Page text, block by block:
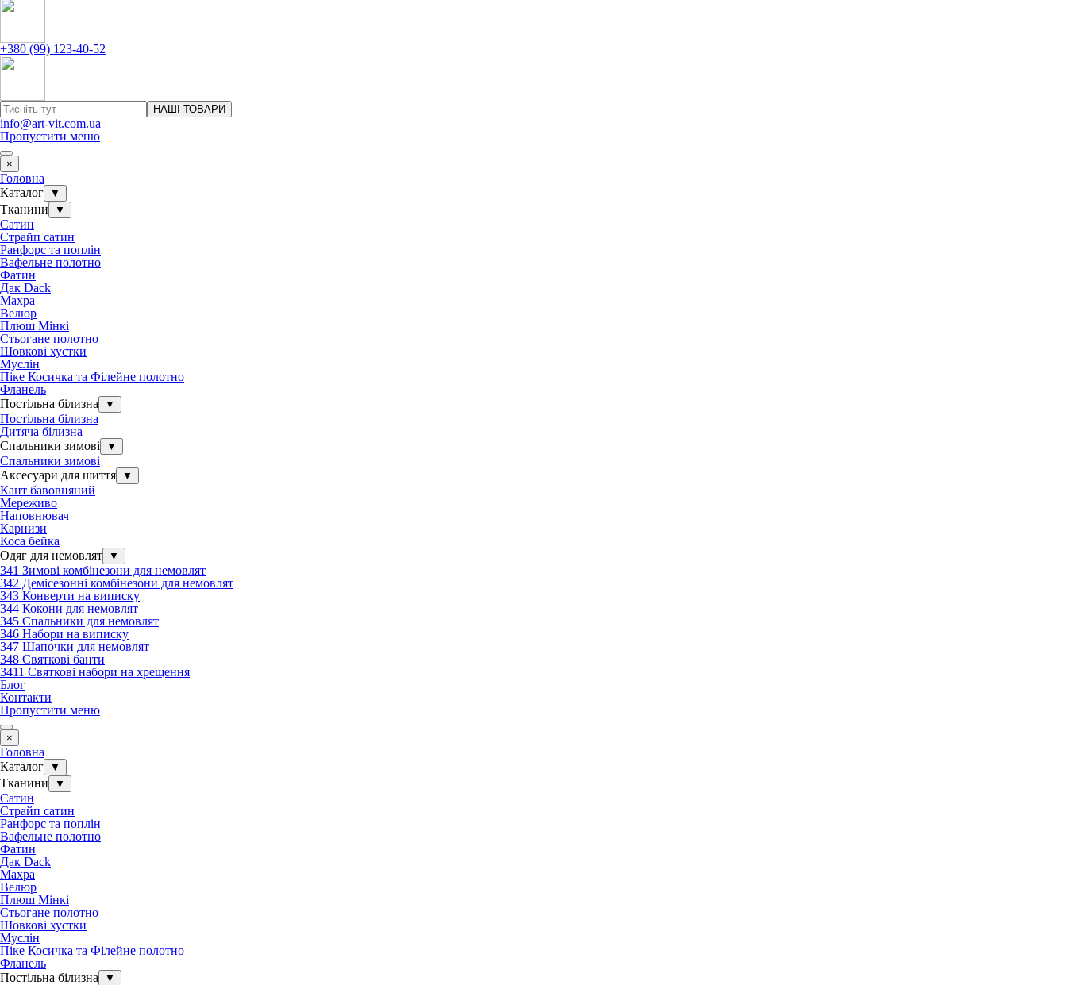
+380 (99) 123-40-52
НАШІ ТОВАРИ
info@art-vit.com.ua
Пропустити меню
×
Головна
Каталог
▼
Тканини ▼
Сатин
Страйп сатин
Ранфорс та поплін
Вафельне полотно
Фатин
Дак Dack
Махра
Велюр
Плюш Мінкі
Стьогане полотно
Шовкові хустки
Муслін
Піке Косичка та Філейне полотно
Фланель
Постільна білизна
▼
Постільна білизна
Дитяча білизна
Спальники зимові
▼
Спальники зимові
Аксесуари для шиття
▼
Кант бавовняний
Мереживо
Наповнювач
Карнизи
Коса бейка
Одяг для немовлят
▼
341 Зимові комбінезони для немовлят
342 Демісезонні комбінезони для немовлят
343 Конверти на виписку
344 Кокони для немовлят
345 Спальники для немовлят
346 Набори на виписку
347 Шапочки для немовлят
348 Святкові банти
3411 Святкові набори на хрещення
Блог
Контакти
Пропустити меню
×
Головна
Каталог
▼
Тканини ▼
Сатин
Страйп сатин
Ранфорс та поплін
Вафельне полотно
Фатин
Дак Dack
Махра
Велюр
Плюш Мінкі
Стьогане полотно
Шовкові хустки
Муслін
Піке Косичка та Філейне полотно
Фланель
Постільна білизна
▼